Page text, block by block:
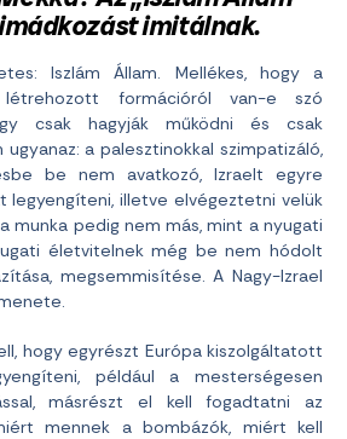
imitálnak.
Iszlám Állam. Mellékes, hogy a
formációról van-e szó
csak hagyják működni és csak
a palesztinokkal szimpatizáló,
be nem avatkozó, Izraelt egyre
legyengíteni, illetve elvégeztetni velük
munka pedig nem más, mint a nyugati
életvitelnek még be nem hódolt
megsemmisítése. A Nagy-Izrael
hogy egyrészt Európa kiszolgáltatott
például a mesterségesen
másrészt el kell fogadtatni az
mennek a bombázók, miért kell